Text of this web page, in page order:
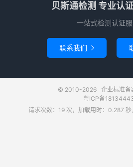
贝斯通检测 专业认
一站式检测认证服
联系我们 
© 2010-2026 企业标准备
粤ICP备
请求次数：19 次，加载用时：0.287